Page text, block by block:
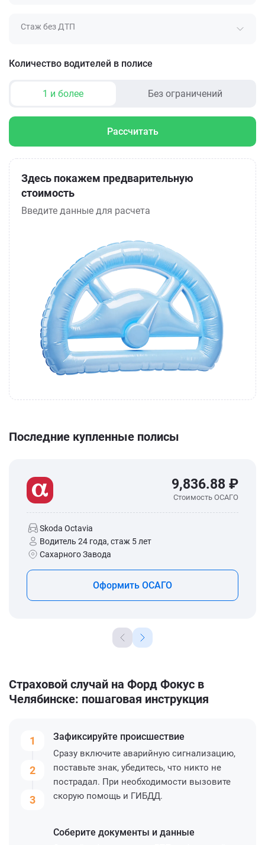
Стаж без ДТП
Количество водителей в полисе
1 и более Без ограничений
Рассчитать
Здесь покажем предварительную
стоимость
Введите данные для расчета
Последние купленные полисы
9,836.88 ₽
Стоимость ОСАГО
Skoda Octavia
Водитель 24 года, стаж 5 лет
Сахарного Завода
Оформить ОСАГО
Страховой случай на Форд Фокус в
Челябинске: пошаговая инструкция
1
2
3
Зафиксируйте происшествие
Сразу включите аварийную сигнализацию,
поставьте знак, убедитесь, что никто не
пострадал. При необходимости вызовите
скорую помощь и ГИБДД.
Соберите документы и данные